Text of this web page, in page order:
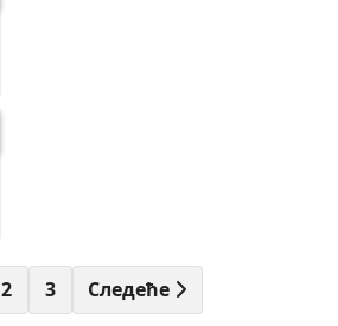
2 3 Следеће